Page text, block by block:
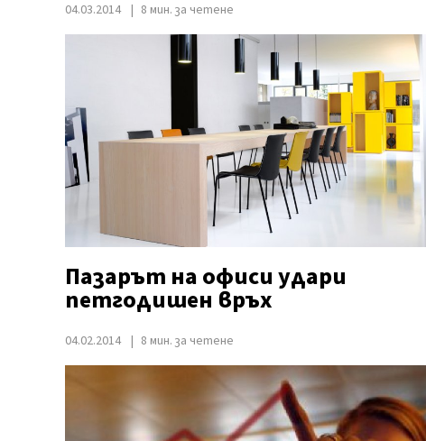
04.03.2014 8 мин. за четене
Пазарът на офиси удари
петгодишен връх
04.02.2014 8 мин. за четене